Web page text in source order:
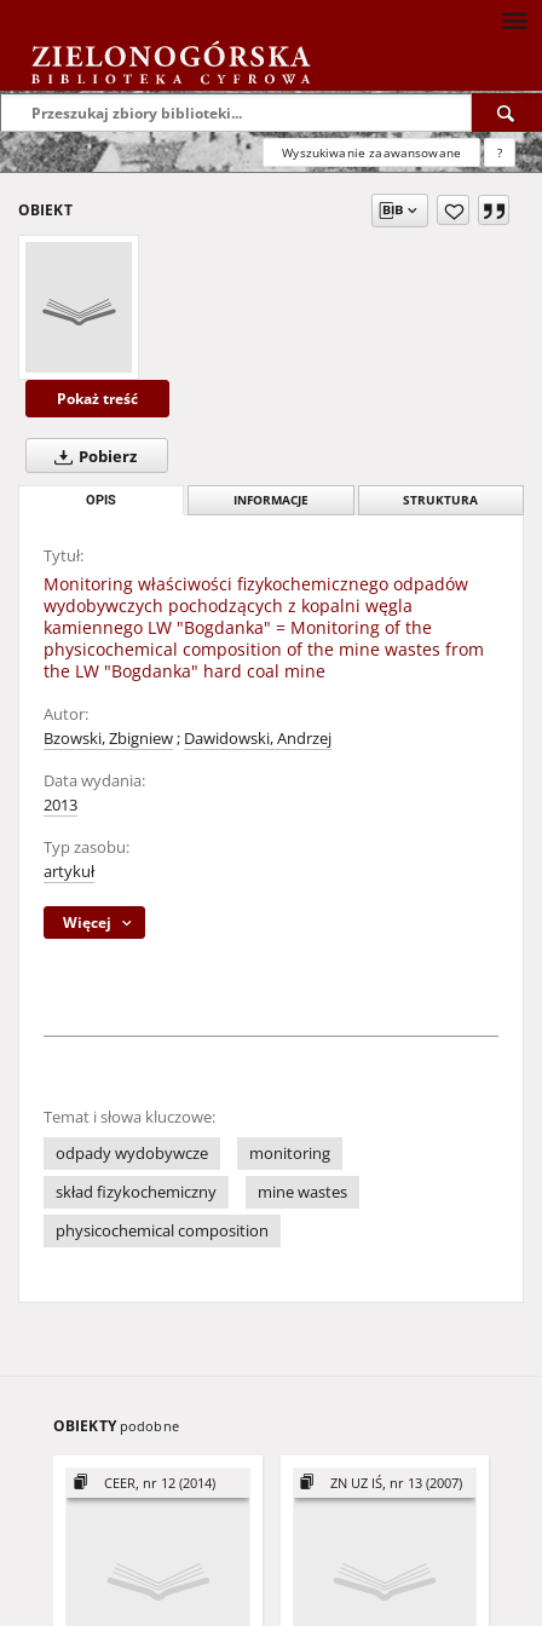
Wyszukiwanie zaawansowane ?
OBIEKT
Pokaż treść
Pobierz
OPIS INFORMACJE STRUKTURA
Tytuł:
Monitoring właściwości fizykochemicznego odpadów
wydobywczych pochodzących z kopalni węgla
kamiennego LW "Bogdanka" = Monitoring of the
physicochemical composition of the mine wastes from
the LW "Bogdanka" hard coal mine
Autor:
Bzowski, Zbigniew; Dawidowski, Andrzej
Data wydania:
2013
Typ zasobu:
artykuł
Więcej
Temat i słowa kluczowe:
odpady wydobywcze
monitoring
skład fizykochemiczny
mine wastes
physicochemical composition
OBIEKTY podobne
CEER, nr 12 (2014) ZN UZ IŚ, nr 13 (2007)